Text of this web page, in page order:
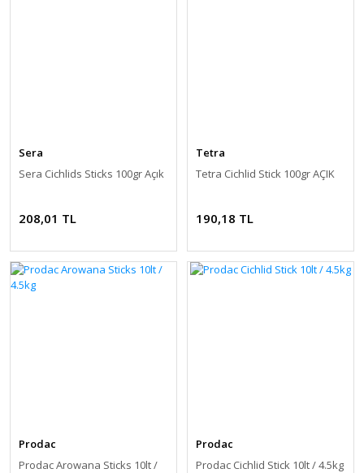
Sera
Sera Cichlids Sticks 100gr Açık
208,01 TL
Tetra
Tetra Cichlid Stick 100gr AÇIK
190,18 TL
Prodac
Prodac Arowana Sticks 10lt /
Prodac
Prodac Cichlid Stick 10lt / 4.5kg